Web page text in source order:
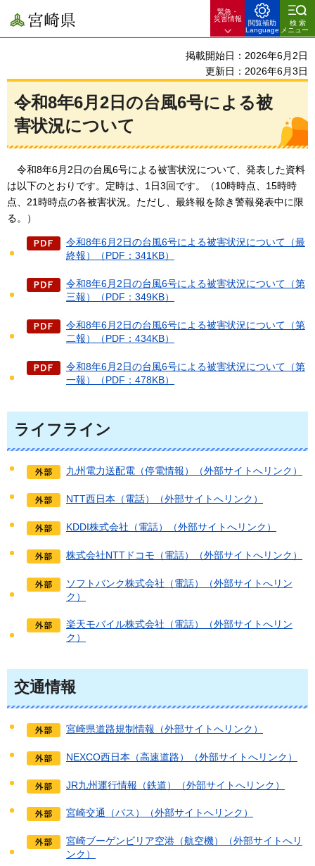
宮崎県
緊急・
災害情報
閲覧補助
Language
検索
メニュー
掲載開始日：2026年6月2日
更新日：2026年6月3日
令和8年6月2日の台風6号による被
害状況について
令和8年6月2日の台風6号による被害状況について、発表した資料
は以下のとおりです。定時は、1日3回です。（10時時点、15時時
点、21時時点の各被害状況。ただし、最終報を除き警報発表中に限
る。）
令和8年6月2日の台風6号による被害状況について（最
終報）（PDF：341KB）
令和8年6月2日の台風6号による被害状況について（第
三報）（PDF：349KB）
令和8年6月2日の台風6号による被害状況について（第
二報）（PDF：434KB）
令和8年6月2日の台風6号による被害状況について（第
一報）（PDF：478KB）
ライフライン
九州電力送配電（停電情報）（外部サイトへリンク）
NTT西日本（電話）（外部サイトへリンク）
KDDI株式会社（電話）（外部サイトへリンク）
株式会社NTTドコモ（電話）（外部サイトへリンク）
ソフトバンク株式会社（電話）（外部サイトへリン
ク）
楽天モバイル株式会社（電話）（外部サイトへリン
ク）
交通情報
宮崎県道路規制情報（外部サイトへリンク）
NEXCO西日本（高速道路）（外部サイトへリンク）
JR九州運行情報（鉄道）（外部サイトへリンク）
宮崎交通（バス）（外部サイトへリンク）
宮崎ブーゲンビリア空港（航空機）（外部サイトへリ
ンク）